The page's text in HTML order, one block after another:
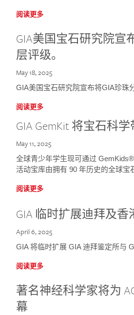
阅读更多
GIA美国宝石研究院宣
层评级。
May 18, 2025
GIA美国宝石研究院宣布将GIA珍珠
阅读更多
GIA GemKit 将宝石科
May 11, 2025
全球青少年学生现可通过
活动宝库由拥有 90 年历史的全球宝
阅读更多
GIA 临时扩展迪拜及
April 6, 2025
GIA 将临时扩展 GIA 迪拜鉴定所与
阅读更多
著名神经科学家将为
幕